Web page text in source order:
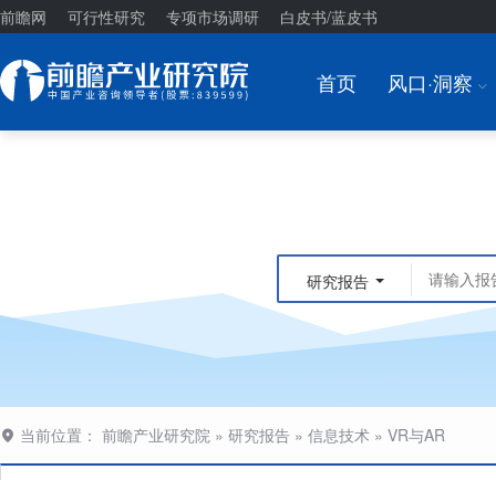
前瞻网 可行性研究 专项市场调研 白皮书/蓝皮书
首页 风口·洞察 I
研究报告
当前位置： 前瞻产业研究院 » 研究报告 » 信息技术 » VR与AR